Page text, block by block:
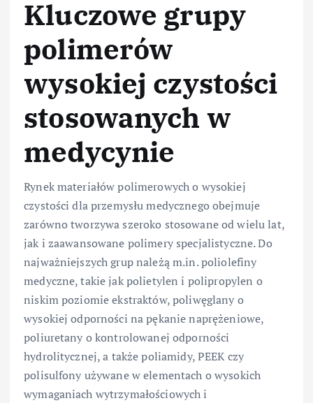
Kluczowe grupy
polimerów
wysokiej czystości
stosowanych w
medycynie
Rynek materiałów polimerowych o wysokiej
czystości dla przemysłu medycznego obejmuje
zarówno tworzywa szeroko stosowane od wielu lat,
jak i zaawansowane polimery specjalistyczne. Do
najważniejszych grup należą m.in. poliolefiny
medyczne, takie jak polietylen i polipropylen o
niskim poziomie ekstraktów, poliwęglany o
wysokiej odporności na pękanie naprężeniowe,
poliuretany o kontrolowanej odporności
hydrolitycznej, a także poliamidy, PEEK czy
polisulfony używane w elementach o wysokich
wymaganiach wytrzymałościowych i